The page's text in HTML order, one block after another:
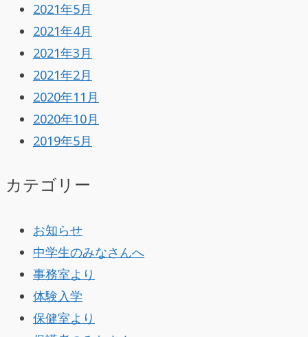
2021年5月
2021年4月
2021年3月
2021年2月
2020年11月
2020年10月
2019年5月
カテゴリー
お知らせ
中学生のみなさんへ
事務室より
体験入学
保健室より